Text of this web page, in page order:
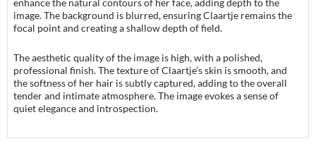
enhance the natural contours of her face, adding depth to the
image. The background is blurred, ensuring Claartje remains the
focal point and creating a shallow depth of field.
The aesthetic quality of the image is high, with a polished,
professional finish. The texture of Claartje’s skin is smooth, and
the softness of her hair is subtly captured, adding to the overall
tender and intimate atmosphere. The image evokes a sense of
quiet elegance and introspection.